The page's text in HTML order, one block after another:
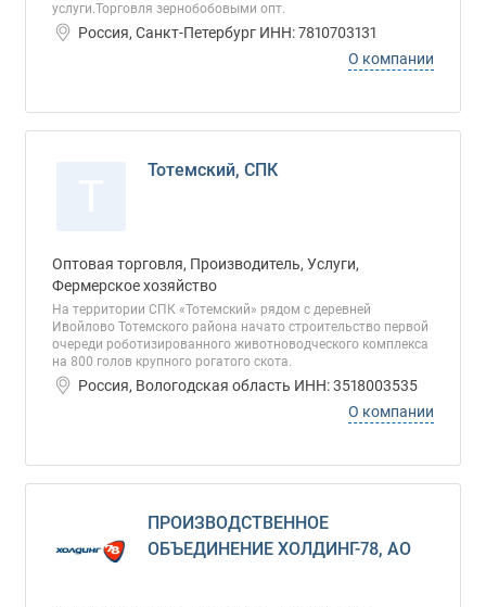
услуги.Торговля зернобобовыми опт.
Россия, Санкт-Петербург ИНН: 7810703131
О компании
Тотемский, СПК
Оптовая торговля, Производитель, Услуги,
Фермерское хозяйство
На территории СПК «Тотемский» рядом с деревней
Ивойлово Тотемского района начато строительство первой
очереди роботизированного животноводческого комплекса
на 800 голов крупного рогатого скота.
Россия, Вологодская область ИНН: 3518003535
О компании
ПРОИЗВОДСТВЕННОЕ
ОБЪЕДИНЕНИЕ ХОЛДИНГ-78, АО